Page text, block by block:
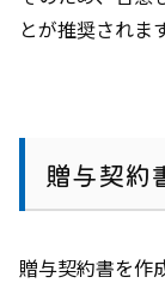
とが推奨されます
贈与契約
贈与契約書を作